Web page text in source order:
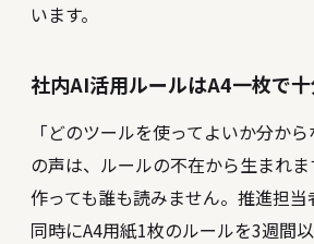
います。
社内AI活用ルールはA4一枚で
「どのツールを使ってよいか分か
の声は、ルールの不在から生まれ
作っても誰も読みません。推進担当
同時にA4用紙1枚のルールを3週間